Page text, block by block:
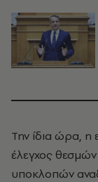
Την ίδια ώρα, η
έλεγχος
υποκλοπών